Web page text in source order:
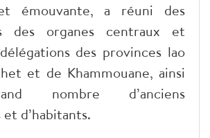
émouvante, a réuni des
des organes centraux et
des provinces lao
et de Khammouane, ainsi
nombre d’anciens
d’habitants.